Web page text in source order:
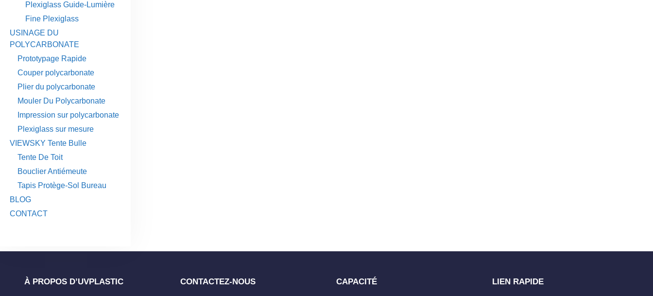
Plexiglass Guide-Lumière
Fine Plexiglass
USINAGE DU
POLYCARBONATE
Prototypage Rapide
Couper polycarbonate
Plier du polycarbonate
Mouler Du Polycarbonate
Impression sur polycarbonate
Plexiglass sur mesure
VIEWSKY Tente Bulle
Tente De Toit
Bouclier Antiémeute
Tapis Protège-Sol Bureau
BLOG
CONTACT
À PROPOS D’UVPLASTIC CONTACTEZ-NOUS CAPACITÉ LIEN RAPIDE